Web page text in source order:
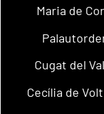
Maria de
Cugat del
Cecília de